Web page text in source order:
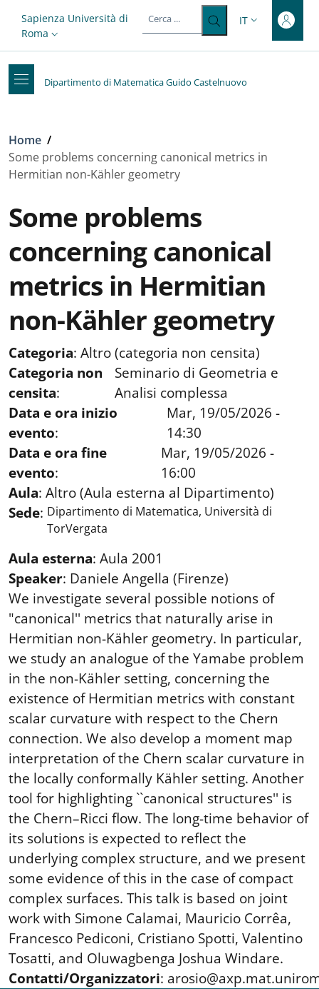
Top-level heading
Slim top
Sapienza Università di
Roma
SELETTORE
IT
Dipartimento di Matematica Guido Castelnuovo
Briciole di pane
Home /
Some problems concerning canonical metrics in
Hermitian non-Kähler geometry
Some problems
concerning canonical
metrics in Hermitian
non-Kähler geometry
Categoria: Altro (categoria non censita)
Categoria non
censita:
Seminario di Geometria e
Analisi complessa
Data e ora inizio
evento:
Mar, 19/05/2026 -
14:30
Data e ora fine
evento:
Mar, 19/05/2026 -
16:00
Aula: Altro (Aula esterna al Dipartimento)
Sede: Dipartimento di Matematica, Università di
TorVergata
Aula esterna: Aula 2001
Speaker: Daniele Angella (Firenze)
We investigate several possible notions of
"canonical'' metrics that naturally arise in
Hermitian non-Kähler geometry. In particular,
we study an analogue of the Yamabe problem
in the non-Kähler setting, concerning the
existence of Hermitian metrics with constant
scalar curvature with respect to the Chern
connection. We also develop a moment map
interpretation of the Chern scalar curvature in
the locally conformally Kähler setting. Another
tool for highlighting ``canonical structures'' is
the Chern–Ricci flow. The long-time behavior of
its solutions is expected to reflect the
underlying complex structure, and we present
some evidence of this in the case of compact
complex surfaces. This talk is based on joint
work with Simone Calamai, Mauricio Corrêa,
Francesco Pediconi, Cristiano Spotti, Valentino
Tosatti, and Oluwagbenga Joshua Windare.
Contatti/Organizzatori: